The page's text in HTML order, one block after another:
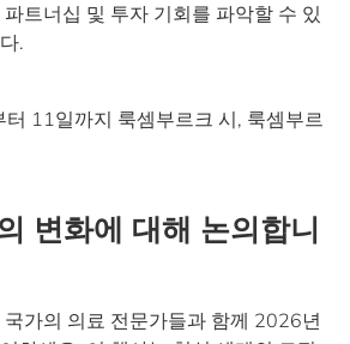
트너십 및 투자 기회를 파악할 수 있
.
11일까지 룩셈부르크 시, 룩셈부르
변화에 대해 논의합니
가의 의료 전문가들과 함께 2026년